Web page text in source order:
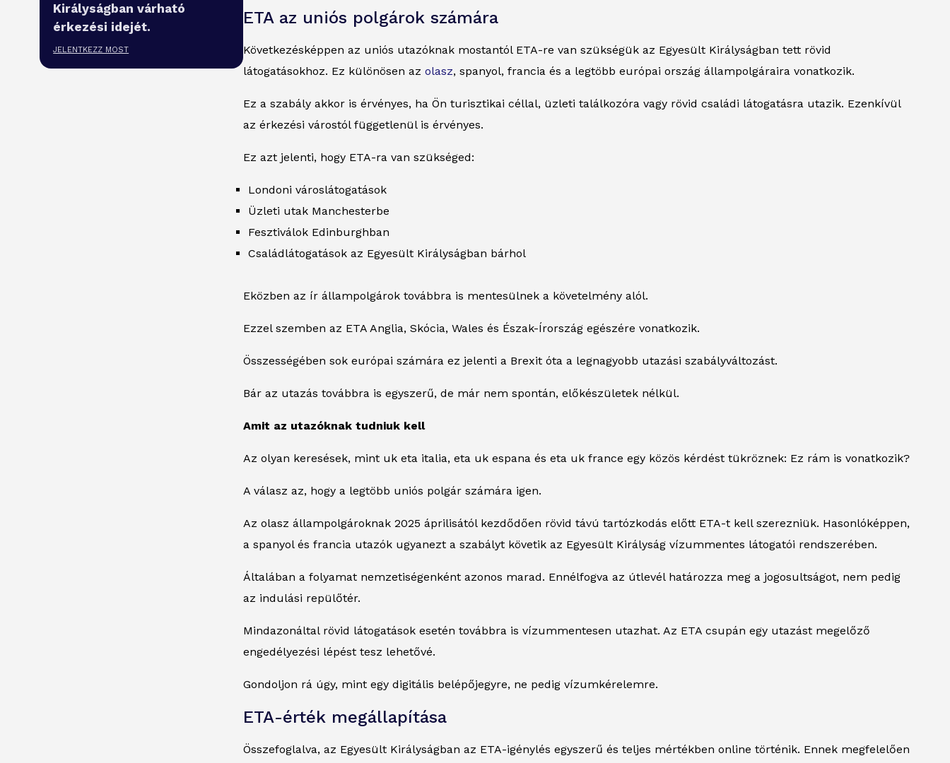
Királyságban várható
érkezési idejét.
JELENTKEZZ MOST
ETA az uniós polgárok számára
Következésképpen az uniós utazóknak mostantól ETA-re van szükségük az Egyesült Királyságban tett rövid
látogatásokhoz. Ez különösen az olasz, spanyol, francia és a legtöbb európai ország állampolgáraira vonatkozik.
Ez a szabály akkor is érvényes, ha Ön turisztikai céllal, üzleti találkozóra vagy rövid családi látogatásra utazik. Ezenkívül
az érkezési várostól függetlenül is érvényes.
Ez azt jelenti, hogy ETA-ra van szükséged:
Londoni városlátogatások
Üzleti utak Manchesterbe
Fesztiválok Edinburghban
Családlátogatások az Egyesült Királyságban bárhol
Eközben az ír állampolgárok továbbra is mentesülnek a követelmény alól.
Ezzel szemben az ETA Anglia, Skócia, Wales és Észak-Írország egészére vonatkozik.
Összességében sok európai számára ez jelenti a Brexit óta a legnagyobb utazási szabályváltozást.
Bár az utazás továbbra is egyszerű, de már nem spontán, előkészületek nélkül.
Amit az utazóknak tudniuk kell
Az olyan keresések, mint uk eta italia, eta uk espana és eta uk france egy közös kérdést tükröznek: Ez rám is vonatkozik?
A válasz az, hogy a legtöbb uniós polgár számára igen.
Az olasz állampolgároknak 2025 áprilisától kezdődően rövid távú tartózkodás előtt ETA-t kell szerezniük. Hasonlóképpen,
a spanyol és francia utazók ugyanezt a szabályt követik az Egyesült Királyság vízummentes látogatói rendszerében.
Általában a folyamat nemzetiségenként azonos marad. Ennélfogva az útlevél határozza meg a jogosultságot, nem pedig
az indulási repülőtér.
Mindazonáltal rövid látogatások esetén továbbra is vízummentesen utazhat. Az ETA csupán egy utazást megelőző
engedélyezési lépést tesz lehetővé.
Gondoljon rá úgy, mint egy digitális belépőjegyre, ne pedig vízumkérelemre.
ETA-érték megállapítása
Összefoglalva, az Egyesült Királyságban az ETA-igénylés egyszerű és teljes mértékben online történik. Ennek megfelelően